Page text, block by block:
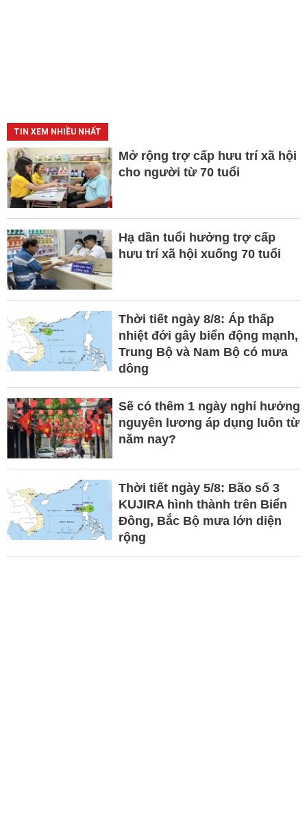
TIN XEM NHIỀU NHẤT
Mở rộng trợ cấp hưu trí xã hội
cho người từ 70 tuổi
Hạ dần tuổi hưởng trợ cấp
hưu trí xã hội xuống 70 tuổi
Thời tiết ngày 8/8: Áp thấp
nhiệt đới gây biển động mạnh,
Trung Bộ và Nam Bộ có mưa
dông
Sẽ có thêm 1 ngày nghỉ hưởng
nguyên lương áp dụng luôn từ
năm nay?
Thời tiết ngày 5/8: Bão số 3
KUJIRA hình thành trên Biển
Đông, Bắc Bộ mưa lớn diện
rộng